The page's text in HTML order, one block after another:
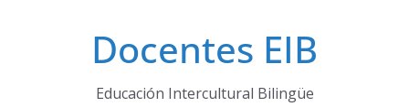
Docentes EIB
Educación Intercultural Bilingüe